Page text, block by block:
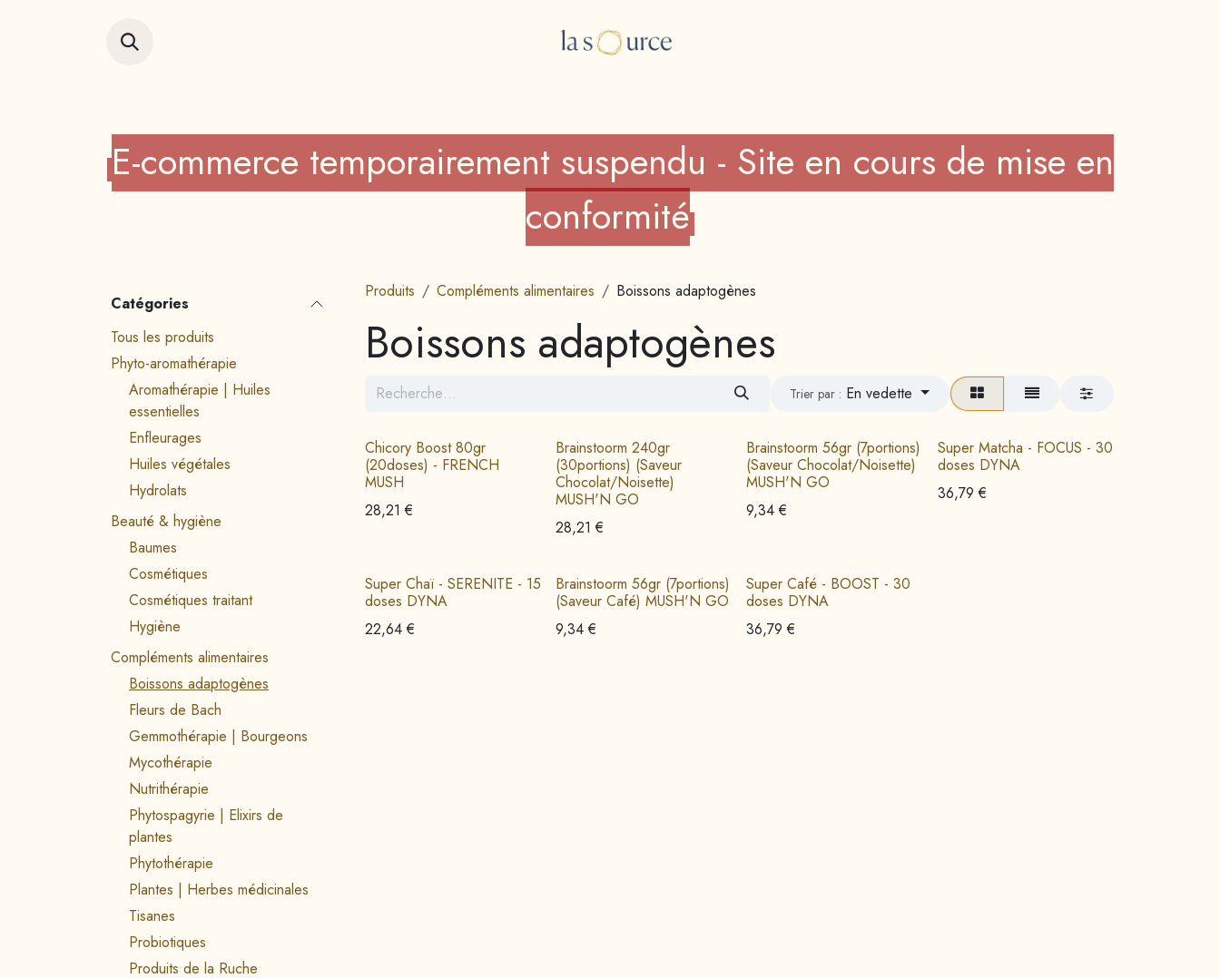
E-commerce temporairement suspendu - Site en cours de mise en
conformité
Catégories
Tous les produits
Phyto-aromathérapie
Aromathérapie | Huiles
essentielles
Enfleurages
Huiles végétales
Hydrolats
Beauté & hygiène
Baumes
Cosmétiques
Cosmétiques traitant
Hygiène
Compléments alimentaires
Boissons adaptogènes
Fleurs de Bach
Gemmothérapie | Bourgeons
Mycothérapie
Nutrithérapie
Phytospagyrie | Elixirs de
plantes
Phytothérapie
Plantes | Herbes médicinales
Tisanes
Probiotiques
Produits de la Ruche
Produits Compléments alimentaires Boissons adaptogènes
Boissons adaptogènes
Trier par : En vedette
Chicory Boost 80gr
(20doses) - FRENCH
MUSH
28,21 €
Brainstoorm 240gr
(30portions) (Saveur
Chocolat/Noisette)
MUSH'N GO
28,21 €
Brainstoorm 56gr (7portions)
(Saveur Chocolat/Noisette)
MUSH'N GO
9,34€
Super Matcha - FOCUS - 30
doses DYNA
36,79 €
Super Chaï - SERENITE - 15
doses DYNA
22,64€
Brainstoorm 56gr (7portions)
(Saveur Café) MUSH'N GO
9,34€
Super Café - BOOST - 30
doses DYNA
36,79 €